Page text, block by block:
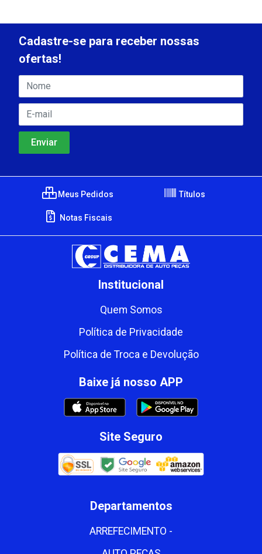
Cadastre-se para receber nossas
ofertas!
Meus Pedidos Títulos
Notas Fiscais
Institucional
Quem Somos
Política de Privacidade
Política de Troca e Devolução
Baixe já nosso APP
Site Seguro
Departamentos
ARREFECIMENTO -